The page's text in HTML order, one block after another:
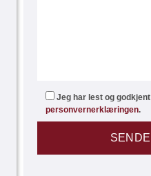
Jeg har lest og godkjent
personvernerklæringen.